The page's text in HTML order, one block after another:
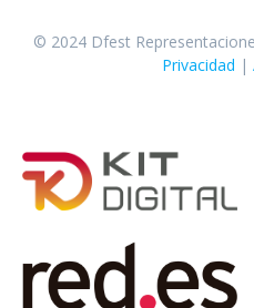
© 2024 Dfest
Privacidad |